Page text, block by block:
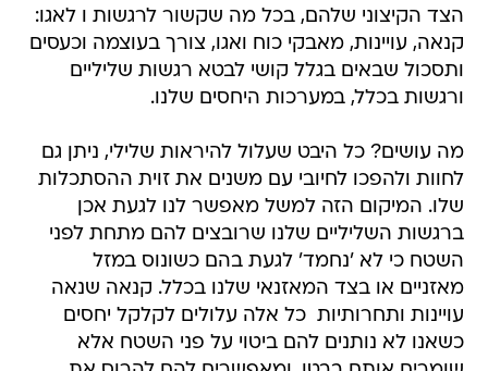
הצד הקיצוני שלהם, בכל מה שקשור לרגשות ו לאגו:
קנאה, עויינות, מאבקי כוח ואגו, צורך בעוצמה וכעסים
ותסכול שבאים בגלל קושי לבטא רגשות שליליים
ורגשות בכלל, במערכות היחסים שלנו.
מה עושים? כל היבט שעלול להיראות שלילי, ניתן גם
לחוות ולהפכו לחיובי עם משנים את זוית ההסתכלות
שלו. המיקום הזה למשל מאפשר לנו לגעת אכן
ברגשות השליליים שלנו שרובצים להם מתחת לפני
השטח כי לא 'נחמד' לגעת בהם כשונוס במזל
מאזניים או בצד המאזנאי שלנו בכלל. קנאה שנאה
עויינות ותחרותיות  כל אלה עלולים לקלקל יחסים
כשאנו לא נותנים להם ביטוי על פני השטח אלא